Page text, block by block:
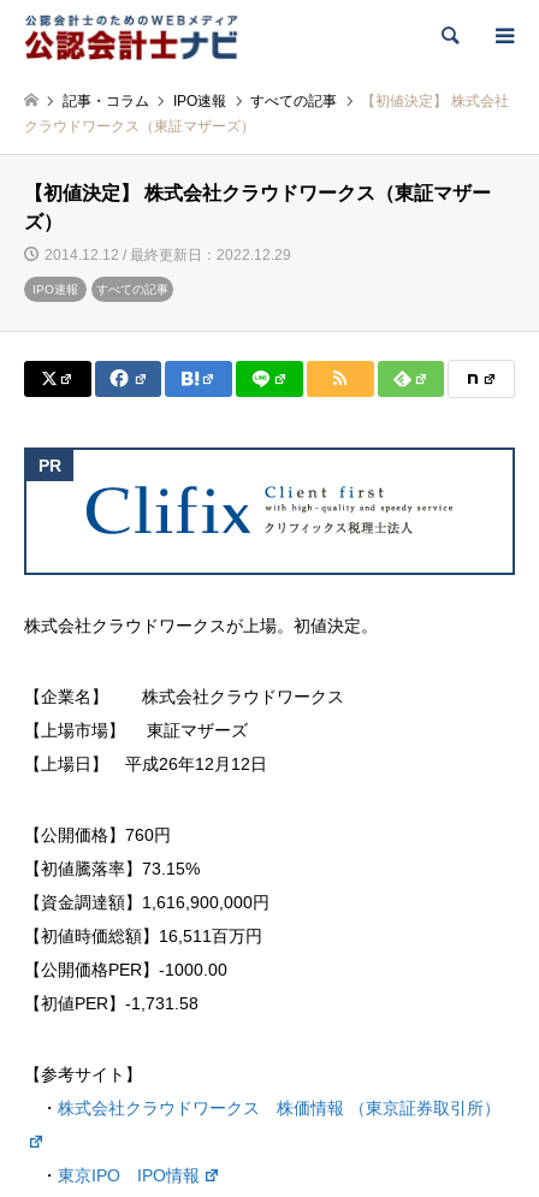
検索
記事・コラム IPO速報 すべての記事
【初値決定】 株式会社
クラウドワークス（東証マザーズ）
【初値決定】 株式会社クラウドワークス（東証マザー
ズ）
2014.12.12 / 最終更新日：2022.12.29
IPO速報 すべての記事
株式会社クラウドワークスが上場。初値決定。
【企業名】 株式会社クラウドワークス
【上場市場】 東証マザーズ
【上場日】 平成26年12月12日
【公開価格】760円
【初値騰落率】73.15%
【資金調達額】1,616,900,000円
【初値時価総額】16,511百万円
【公開価格PER】-1000.00
【初値PER】-1,731.58
【参考サイト】
・ 株式会社クラウドワークス 株価情報 （東京証券取引所）
・ 東京IPO IPO情報